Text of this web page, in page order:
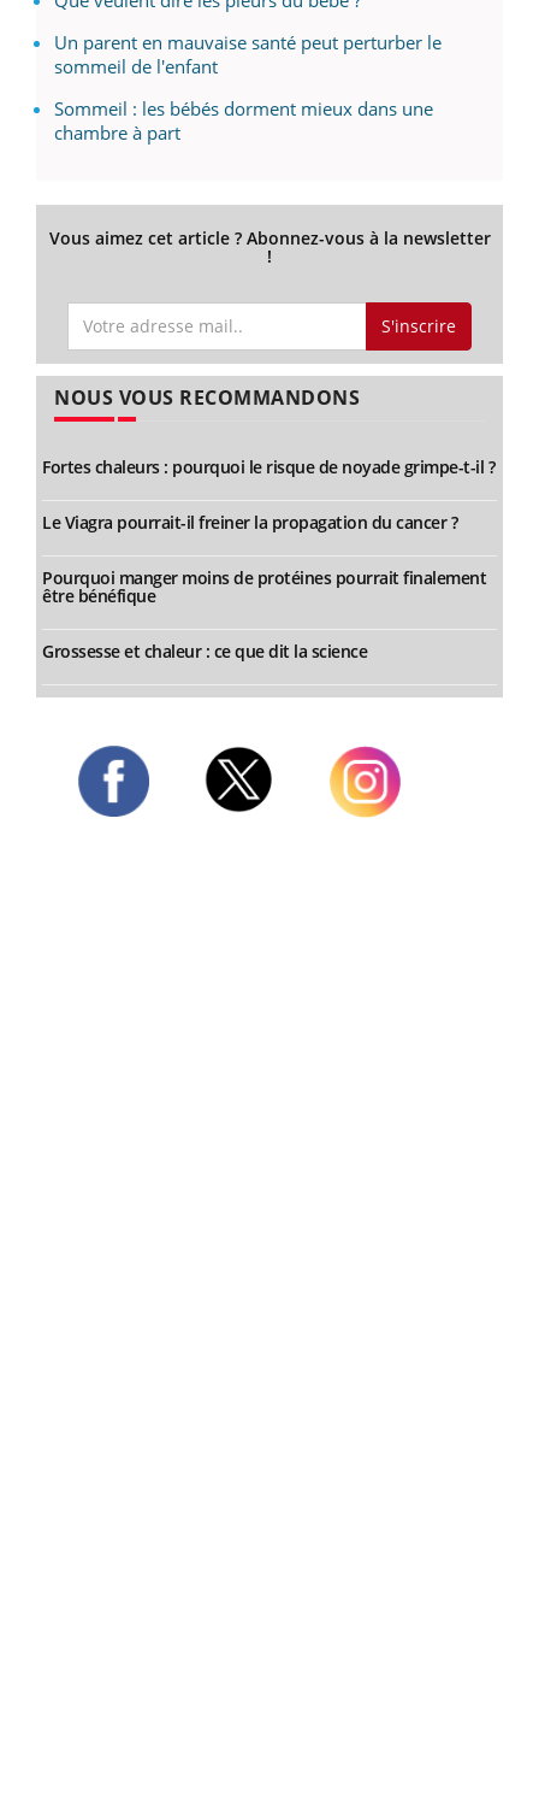
Un parent en mauvaise santé peut perturber le
sommeil de l'enfant
Sommeil : les bébés dorment mieux dans une
chambre à part
Vous aimez cet article ? Abonnez-vous à la newsletter
!
S'inscrire
NOUS VOUS RECOMMANDONS
Fortes chaleurs : pourquoi le risque de noyade grimpe-t-il ?
Le Viagra pourrait-il freiner la propagation du cancer ?
Pourquoi manger moins de protéines pourrait finalement
être bénéfique
Grossesse et chaleur : ce que dit la science